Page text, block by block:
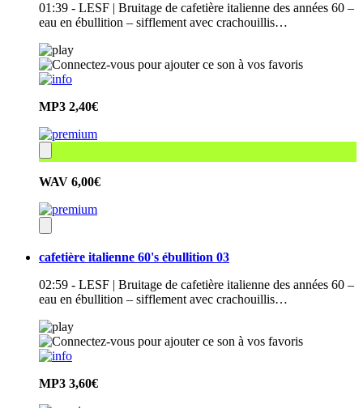
01:39 - LESF | Bruitage de cafetière italienne des années 60 –
eau en ébullition – sifflement avec crachouillis…
MP3 2,40€
WAV 6,00€
cafetière italienne 60's ébullition 03
02:59 - LESF | Bruitage de cafetière italienne des années 60 –
eau en ébullition – sifflement avec crachouillis…
MP3 3,60€